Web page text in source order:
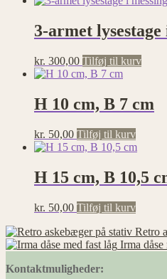
3-armet lysestage
kr. 300,00 Tilføj til kurv
H 10 cm, B 7 cm
kr. 50,00 Tilføj til kurv
H 15 cm, B 10,5
kr. 50,00 Tilføj til kurv
Retro
Irma dåse
Kontaktmuligheder: